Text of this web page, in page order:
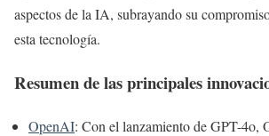
aspectos de la IA, subrayando su
esta tecnología.
Resumen de las principales
OpenAI: Con el lanzamiento de GPT-4o,